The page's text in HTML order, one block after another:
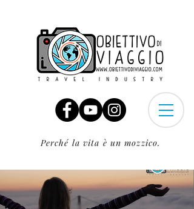
Perché la vita è un mozzico.